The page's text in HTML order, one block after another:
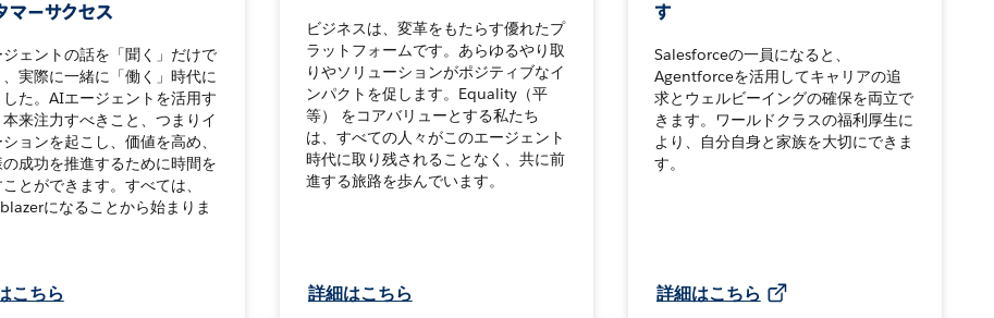
マーサクセス
ェントの話を「聞く」だけで
、実際に一緒に「働く」時代に
した。AIエージェントを活用す
来注力すべきこと、つまりイ
ションを起こし、価値を高め、
の成功を推進するために時間を
とができます。すべては、
になることから始まりま
こちら
ビジネスは、変革をもたらす優れたプ
ラットフォームです。あらゆるやり取
りやソリューションがポジティブなイ
ンパクトを促します。Equality（平
等） をコアバリューとする私たち
は、すべての人々がこのエージェント
時代に取り残されることなく、共に前
進する旅路を歩んでいます。
詳細はこちら
す
Salesforceの一員になると、
Agentforceを活用してキャリアの追
求とウェルビーイングの確保を両立で
きます。ワールドクラスの福利厚生に
より、自分自身と家族を大切にできま
す。
詳細はこちら